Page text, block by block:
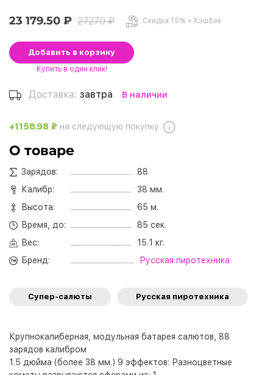
23 179.50 ₽ 27270 ₽ Скидка 15% + Кэшбэк
Добавить в корзину
Купить в один клик!
Доставка: завтра В наличии
+1158.98 ₽ на следующую покупку
О товаре
Зарядов:
88
Калибр:
38 мм.
Высота:
65 м.
Время, до:
85 сек.
Вес:
15.1 кг.
Бренд:
Русская пиротехника
Супер-салюты Русская пиротехника
Крупнокалиберная, модульная батарея салютов, 88
зарядов калибром
1.5 дюйма (более 38 мм.) 9 эффектов: Разноцветные